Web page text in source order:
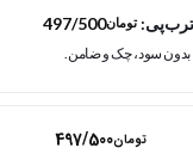
تومان497/500
تومان497/500